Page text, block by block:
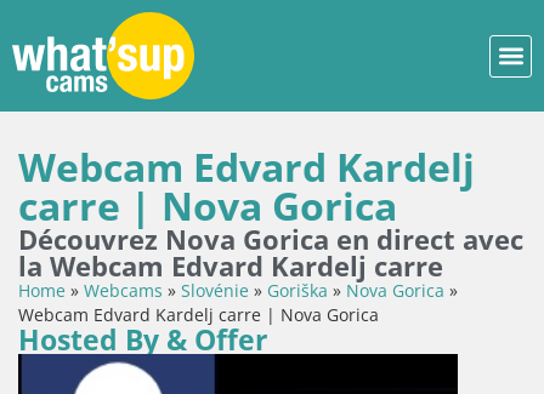
Webcam Edvard Kardelj
carre | Nova Gorica
Découvrez Nova Gorica en direct avec
la Webcam Edvard Kardelj carre
Home » Webcams » Slovénie » Goriška » Nova Gorica »
Webcam Edvard Kardelj carre | Nova Gorica
Hosted By & Offer